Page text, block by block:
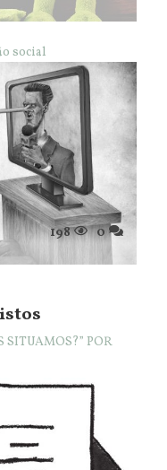
social
198 0
SITUAMOS?” POR